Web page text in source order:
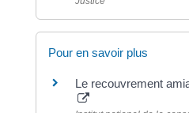
Pour en savoir plus
Le recouvrement